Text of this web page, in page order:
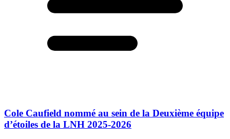
Cole Caufield nommé au sein de la Deuxième équipe
d’étoiles de la LNH 2025-2026